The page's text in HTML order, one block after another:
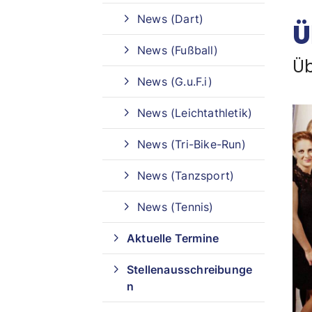
News (Dart)
News (Fußball)
News (G.u.F.i)
News (Leichtathletik)
News (Tri-Bike-Run)
News (Tanzsport)
News (Tennis)
Aktuelle Termine
Stellenausschreibunge
n
Sportangebote finden
Unser Sportangebot
Sportangebot A-Z